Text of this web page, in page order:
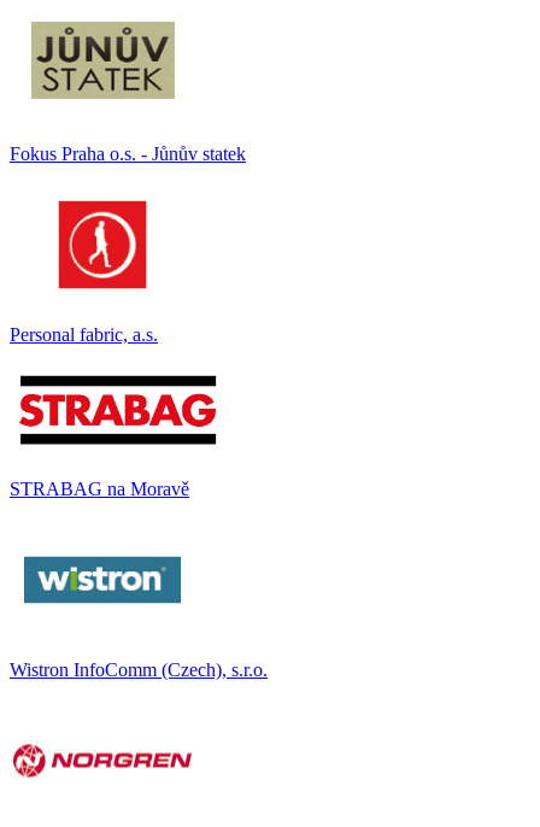
Fokus Praha o.s. - Jůnův statek
Personal fabric, a.s.
STRABAG na Moravě
Wistron InfoComm (Czech), s.r.o.